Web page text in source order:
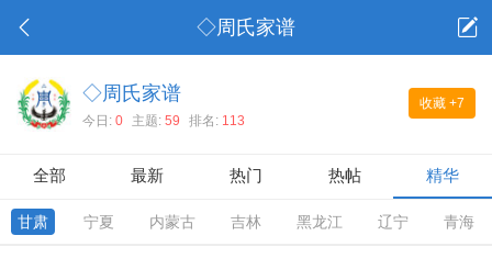
◇周氏家谱
收藏 +7
◇周氏家谱
今日: 0 主题: 59 排名: 113
全部 最新 热门 热帖 精华
甘肃 宁夏 内蒙古 吉林 黑龙江 辽宁 青海